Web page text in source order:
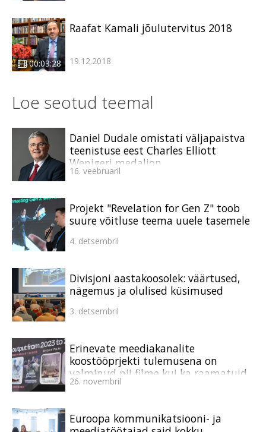
00:03:28
Raafat Kamali jõulutervitus 2018
19.12.2018
Loe seotud teemal
Daniel Dudale omistati väljapaistva
teenistuse eest Charles Elliott
Wenigeri medaljon
16. veebruaril
Projekt "Revelation for Gen Z" toob
suure võitluse teema uuele tasemele
4. detsembril
Divisjoni aastakoosolek: väärtused,
nägemus ja olulised küsimused
3. detsembril
Erinevate meediakanalite
koostööprjekti tulemusena on
valminud nii filme kui ka raamatuid
26. novembril
Euroopa kommunikatsiooni- ja